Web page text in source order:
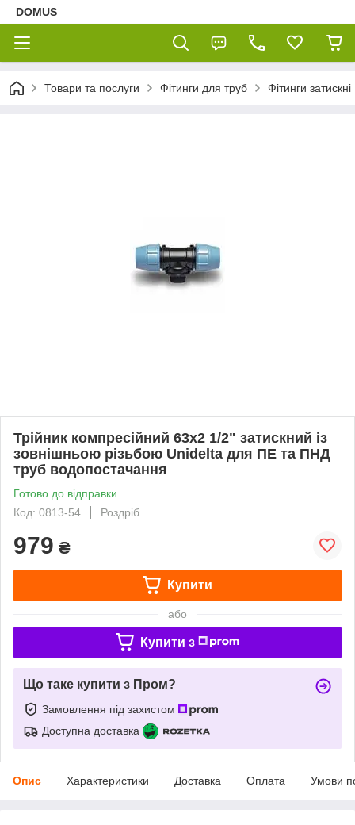
DOMUS
Товари та послуги Фітинги для труб Фітинги
Трійник компресійний 63х2 1/2" затискний із
зовнішньою різьбою Unidelta для ПЕ та ПНД
труб водопостачання
Готово до відправки
Код: 0813-54
Роздріб
979 ₴
Купити
або
Купити з
Що таке купити з Пром?
Замовлення під захистом
Доступна доставка
Опис Характеристики Доставка Оплата Умови